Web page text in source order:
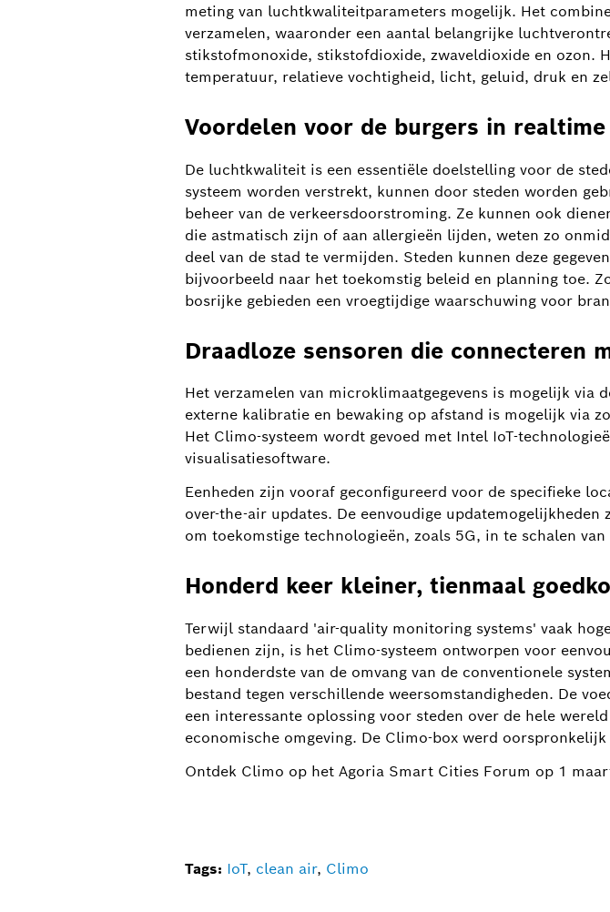
Micro-climate monitoring system Climo
CES® 2018 Innovation Award: Bosch smart city solution Climo helps
meting van luchtkwaliteitparameters mogelijk. Het
verzamelen, waaronder een aantal belangrijke
stikstofmonoxide, stikstofdioxide, zwaveldioxide en ozon.
temperatuur, relatieve vochtigheid, licht, geluid, druk en
Voordelen voor de burgers in realtime
De luchtkwaliteit is een essentiële doelstelling voor de
systeem worden verstrekt, kunnen door steden worden
beheer van de verkeersdoorstroming. Ze kunnen ook
die astmatisch zijn of aan allergieën lijden, weten zo
deel van de stad te vermijden. Steden kunnen deze
bijvoorbeeld naar het toekomstig beleid en planning toe.
bosrijke gebieden een vroegtijdige waarschuwing voor
Draadloze sensoren die connecteren
Het verzamelen van microklimaatgegevens is mogelijk via
externe kalibratie en bewaking op afstand is mogelijk via
Het Climo-systeem wordt gevoed met Intel IoT-
visualisatiesoftware.
Eenheden zijn vooraf geconfigureerd voor de specifieke
over-the-air updates. De eenvoudige
om toekomstige technologieën, zoals 5G, in te schalen
Honderd keer kleiner, tienmaal
Terwijl standaard 'air-quality monitoring systems' vaak
bedienen zijn, is het Climo-systeem ontworpen voor
een honderdste van de omvang van de conventionele
bestand tegen verschillende weersomstandigheden. De
een interessante oplossing voor steden over de hele
economische omgeving. De Climo-box werd
Ontdek Climo op het Agoria Smart Cities Forum op 1
Tags: IoT, clean air, Climo